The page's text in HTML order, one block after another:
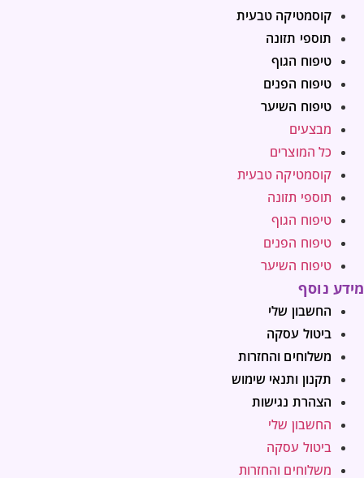
קוסמטיקה טבעית
תוספי תזונה
טיפוח הגוף
טיפוח הפנים
טיפוח השיער
מבצעים
כל המוצרים
קוסמטיקה טבעית
תוספי תזונה
טיפוח הגוף
טיפוח הפנים
טיפוח השיער
מידע נוסף
החשבון שלי
ביטול עסקה
משלוחים והחזרות
תקנון ותנאי שימוש
הצהרת נגישות
החשבון שלי
ביטול עסקה
משלוחים והחזרות